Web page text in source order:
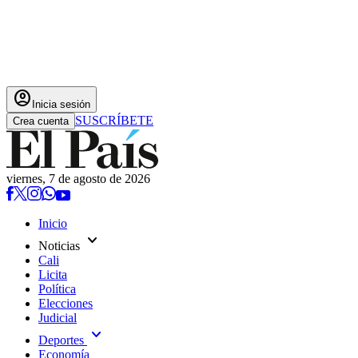
account_circle Inicia sesión
Crea cuenta SUSCRÍBETE
viernes, 7 de agosto de 2026
Inicio
Noticias expand_more
Cali
Licita
Política
Elecciones
Judicial
Deportes expand_more
Economía